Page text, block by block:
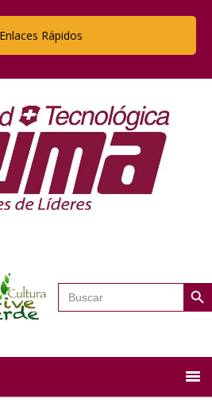
Rápidos
Buscar: Botón